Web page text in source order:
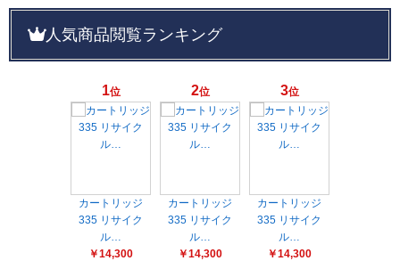
サポート＆ヘルプ
ジャンブレの特長
メーカーカタログ一覧
商品ステータスで絞る
キャンペーン
販売価格(税抜き)で絞る
円から
人気商品閲覧ランキング
1位
カートリッジ
335 リサイク
ル…
￥14,300
2位
カートリッジ
335 リサイク
ル…
￥14,300
3位
カートリッジ
335 リサイク
ル…
￥14,300